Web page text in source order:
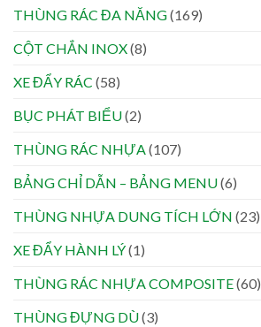
THÙNG RÁC ĐA NĂNG(169)
CỘT CHẮN INOX(8)
XE ĐẨY RÁC (58)
BỤC PHÁT BIỂU(2)
THÙNG RÁC NHỰA(107)
BẢNG CHỈ DẪN – BẢNG MENU(6)
THÙNG NHỰA DUNG TÍCH LỚN (23)
XE ĐẨY HÀNH LÝ(1)
THÙNG RÁC NHỰA COMPOSITE(60)
THÙNG ĐỰNG DÙ(3)